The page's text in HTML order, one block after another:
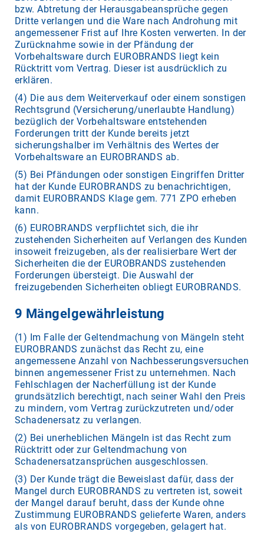
bzw. Abtretung der Herausgabeansprüche gegen
Dritte verlangen und die Ware nach Androhung mit
angemessener Frist auf Ihre Kosten verwerten. In der
Zurücknahme sowie in der Pfändung der
Vorbehaltsware durch EUROBRANDS liegt kein
Rücktritt vom Vertrag. Dieser ist ausdrücklich zu
erklären.
(4) Die aus dem Weiterverkauf oder einem sonstigen
Rechtsgrund (Versicherung/unerlaubte Handlung)
bezüglich der Vorbehaltsware entstehenden
Forderungen tritt der Kunde bereits jetzt
sicherungshalber im Verhältnis des Wertes der
Vorbehaltsware an EUROBRANDS ab.
(5) Bei Pfändungen oder sonstigen Eingriffen Dritter
hat der Kunde EUROBRANDS zu benachrichtigen,
damit EUROBRANDS Klage gem. 771 ZPO erheben
kann.
(6) EUROBRANDS verpflichtet sich, die ihr
zustehenden Sicherheiten auf Verlangen des Kunden
insoweit freizugeben, als der realisierbare Wert der
Sicherheiten die der EUROBRANDS zustehenden
Forderungen übersteigt. Die Auswahl der
freizugebenden Sicherheiten obliegt EUROBRANDS.
9 Mängelgewährleistung
(1) Im Falle der Geltendmachung von Mängeln steht
EUROBRANDS zunächst das Recht zu, eine
angemessene Anzahl von Nachbesserungsversuchen
binnen angemessener Frist zu unternehmen. Nach
Fehlschlagen der Nacherfüllung ist der Kunde
grundsätzlich berechtigt, nach seiner Wahl den Preis
zu mindern, vom Vertrag zurückzutreten und/oder
Schadenersatz zu verlangen.
(2) Bei unerheblichen Mängeln ist das Recht zum
Rücktritt oder zur Geltendmachung von
Schadenersatzansprüchen ausgeschlossen.
(3) Der Kunde trägt die Beweislast dafür, dass der
Mangel durch EUROBRANDS zu vertreten ist, soweit
der Mangel darauf beruht, dass der Kunde ohne
Zustimmung EUROBRANDS gelieferte Waren, anders
als von EUROBRANDS vorgegeben, gelagert hat.